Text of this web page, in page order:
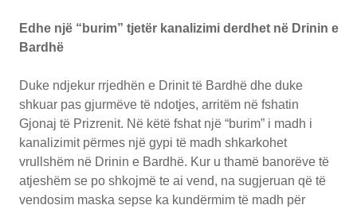
Edhe një “burim” tjetër kanalizimi derdhet në Drinin e
Bardhë
Duke ndjekur rrjedhën e Drinit të Bardhë dhe duke
shkuar pas gjurmëve të ndotjes, arritëm në fshatin
Gjonaj të Prizrenit. Në këtë fshat një “burim” i madh i
kanalizimit përmes një gypi të madh shkarkohet
vrullshëm në Drinin e Bardhë. Kur u thamë banorëve të
atjeshëm se po shkojmë te ai vend, na sugjeruan që të
vendosim maska sepse ka kundërmim të madh për